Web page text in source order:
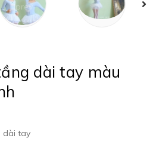
prev
dài tay màu
dài tay